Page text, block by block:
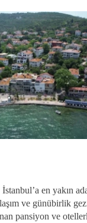
en yakın
ve günübirlik
pansiyon ve